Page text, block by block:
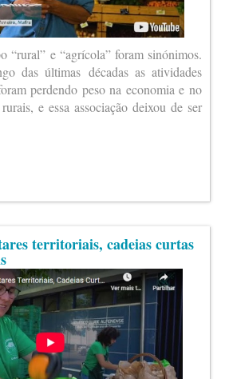
“rural” e “agrícola” foram sinónimos.
das últimas décadas as atividades
perdendo peso na economia e no
e essa associação deixou de ser
territoriais, cadeias curtas